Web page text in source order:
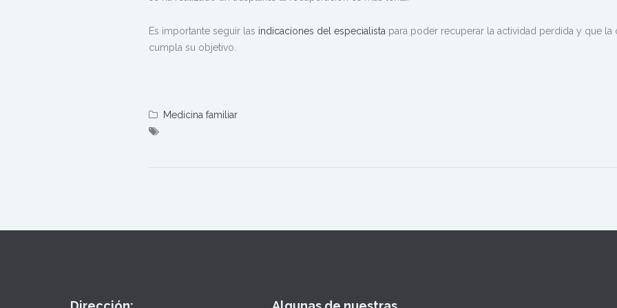
Es importante seguir las indicaciones del especialista para poder recuperar la actividad perdida y que la
cumpla su objetivo.
Medicina familiar